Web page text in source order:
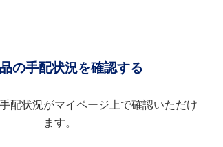
の手配状況を確認する
配状況がマイページ上で確認いただけ
ます。